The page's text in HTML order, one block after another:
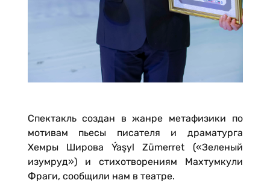
Спектакль создан в жанре метафизики по
мотивам пьесы писателя и драматурга
Хемры Широва Ýaşyl Zümerret («Зеленый
изумруд») и стихотворениям Махтумкули
Фраги, сообщили нам в театре.